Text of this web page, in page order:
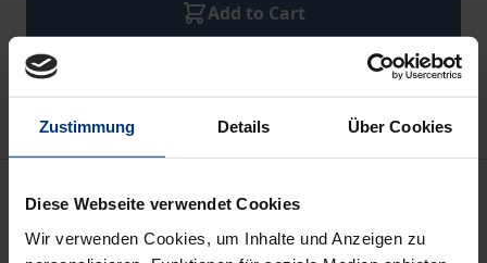
Zustimmung Details Über Cookies
Diese Webseite verwendet Cookies
Wir verwenden Cookies, um Inhalte und Anzeigen zu
Add to Cart
Add to Wish List
Delivery cost notice
Reden Sie mit: Bankenrettung, ESM, Rettungsschirm,